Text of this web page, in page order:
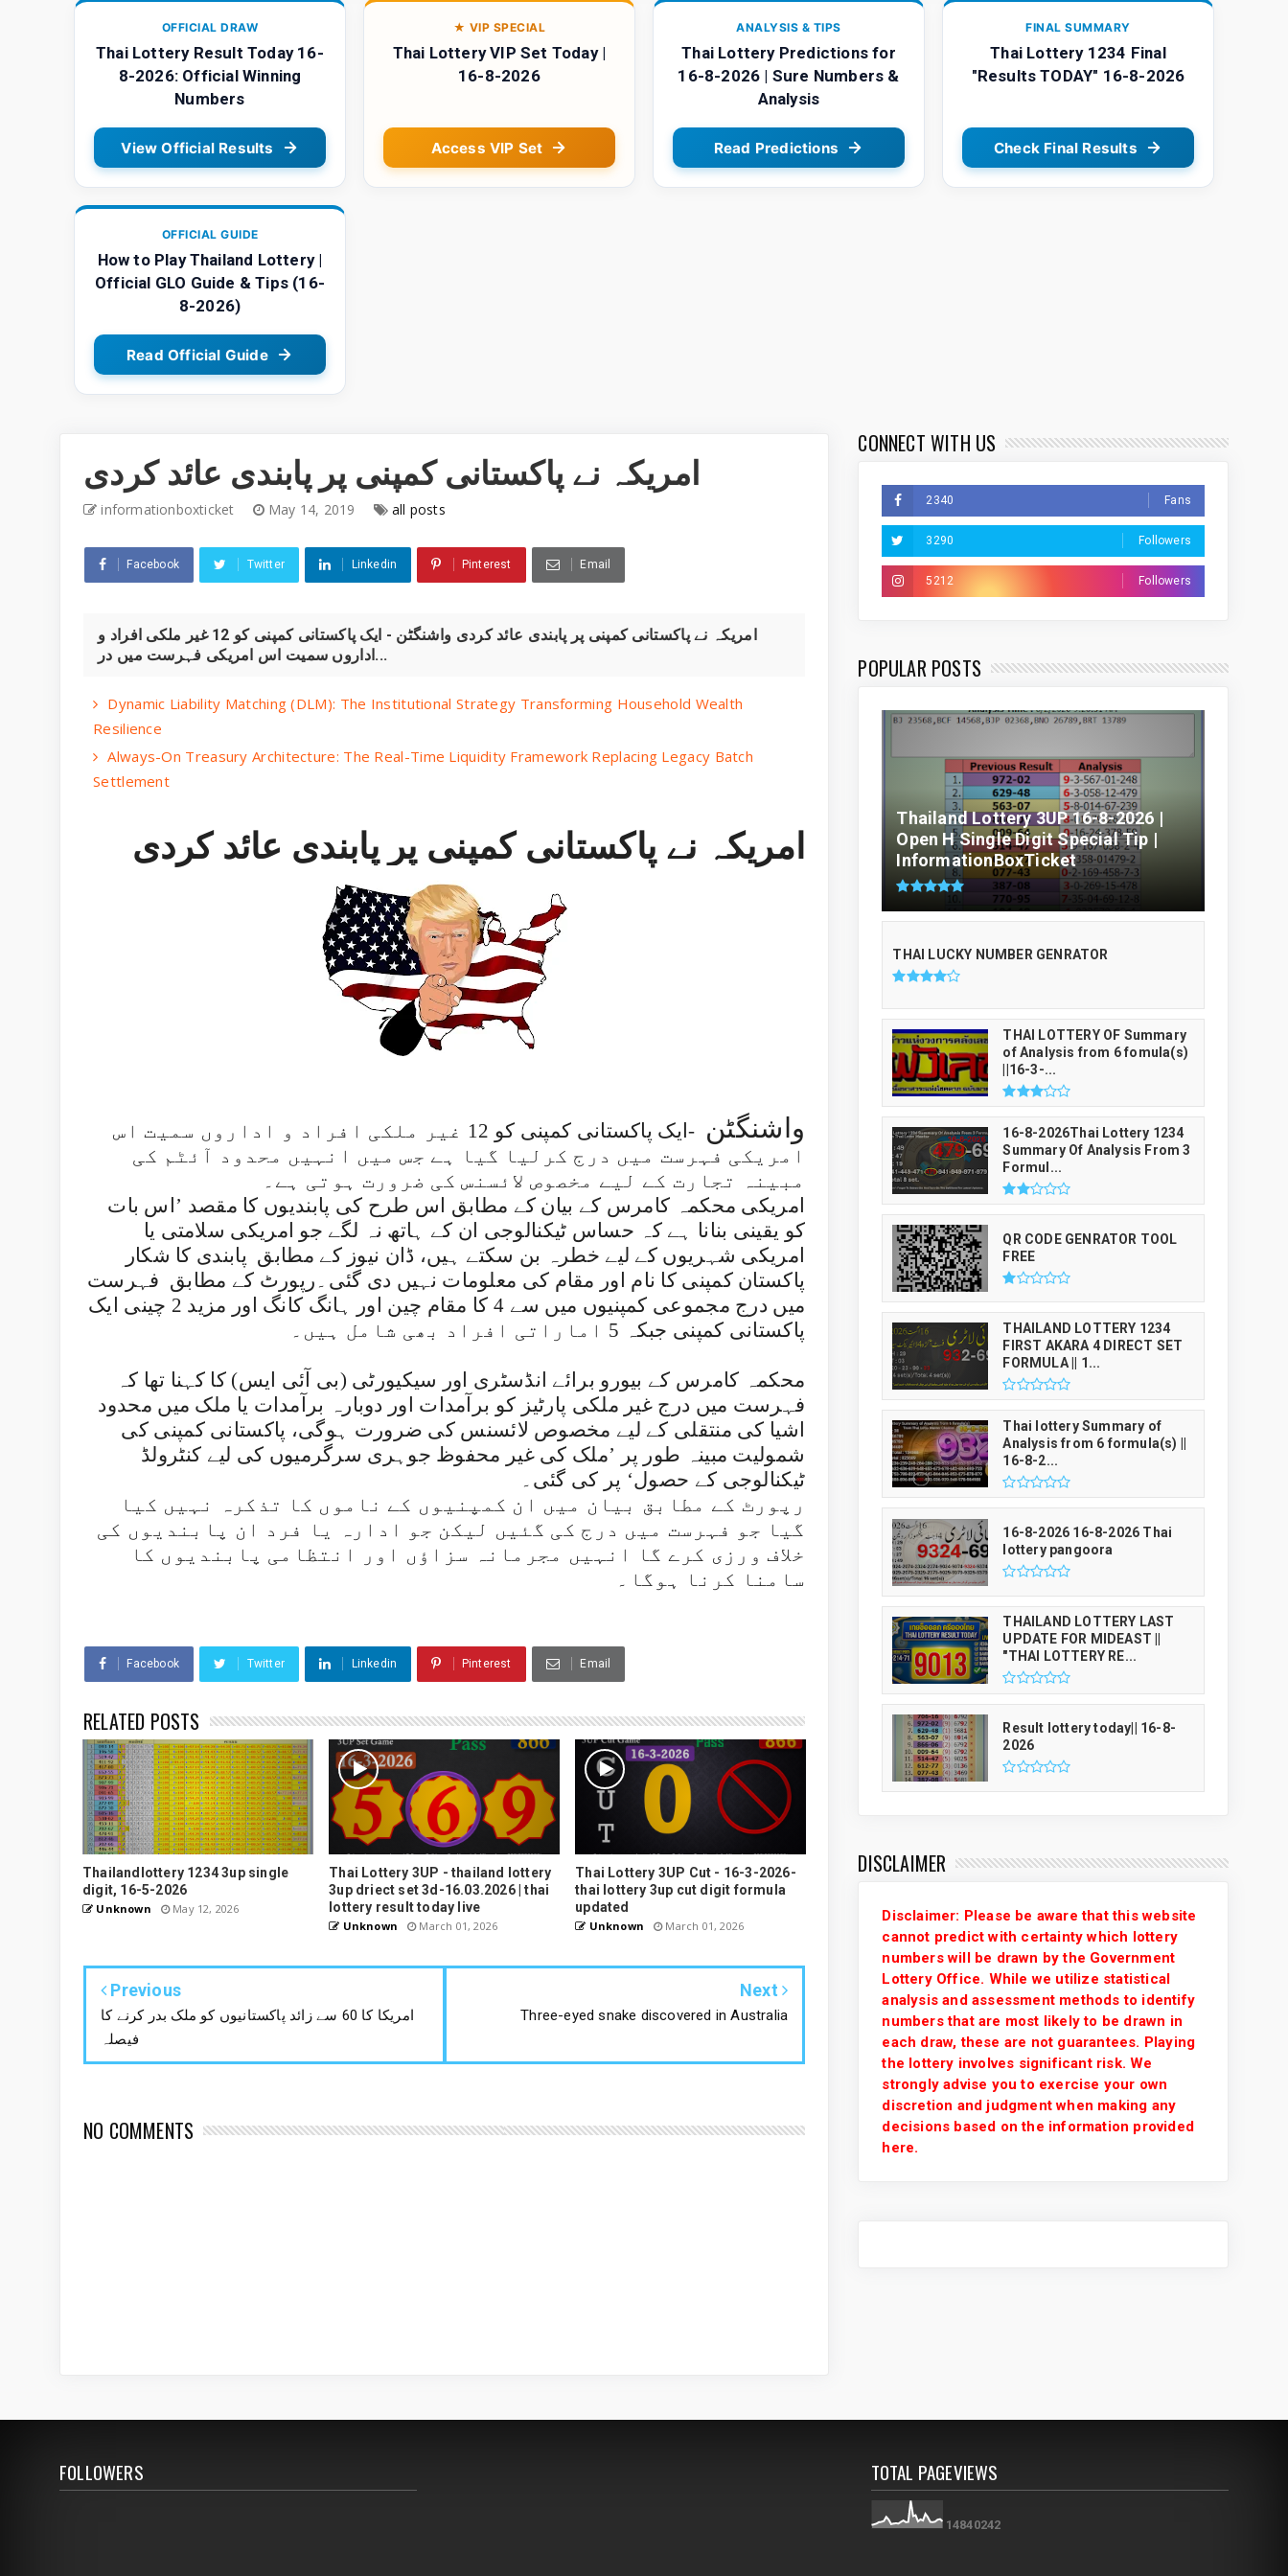
OFFICIAL DRAW
Thai Lottery Result Today 16-
8-2026: Official Winning
Numbers
View Official Results
★ VIP SPECIAL
Thai Lottery VIP Set Today |
16-8-2026
Access VIP Set
ANALYSIS & TIPS
Thai Lottery Predictions for
16-8-2026 | Sure Numbers &
Analysis
Read Predictions
FINAL SUMMARY
Thai Lottery 1234 Final
"Results TODAY" 16-8-2026
Check Final Results
OFFICIAL GUIDE
How to Play Thailand Lottery |
Official GLO Guide & Tips (16-
8-2026)
Read Official Guide
امریکہ نے پاکستانی کمپنی پر پابندی عائد کردی
informationboxticket May 14, 2019 all posts
Facebook Twitter Linkedin Pinterest Email
امریکہ نے پاکستانی کمپنی پر پابندی عائد کردی واشنگٹن - ایک پاکستانی کمپنی کو 12 غیر ملکی افراد و
اداروں سمیت اس امریکی فہرست میں در...
Dynamic Liability Matching (DLM): The Institutional Strategy Transforming Household Wealth
Resilience
Always-On Treasury Architecture: The Real-Time Liquidity Framework Replacing Legacy Batch
Settlement
امریکہ نے پاکستانی کمپنی پر پابندی عائد کردی
واشنگٹن -
ایک پاکستانی کمپنی کو 12 غیر ملکی افراد و اداروں سمیت اس
امریکی فہرست میں درج کرلیا گیا ہے جس میں انہیں محدود آئٹم کی
مبینہ تجارت کے لیے مخصوص لائسنس کی ضرورت ہوتی ہے۔
امریکی محکمہ کامرس کے بیان کے مطابق اس طرح کی پابندیوں کا مقصد ’اس بات
کو یقینی بنانا ہے کہ حساس ٹیکنالوجی ان کے ہاتھ نہ لگے جو امریکی سلامتی یا
امریکی شہریوں کے لیے خطرہ بن سکتے ہیں، ڈان نیوز کے مطابق پابندی کا شکار
پاکستان کمپنی کا نام اور مقام کی معلومات نہیں دی گئی۔رپورٹ کے مطابق فہرست
میں درج مجموعی کمپنیوں میں سے 4 کا مقام چین اور ہانگ کانگ اور مزید 2 چینی ایک
پاکستانی کمپنی جبکہ 5 اماراتی افراد بھی شامل ہیں۔
محکمہ کامرس کے بیورو برائے انڈسٹری اور سیکیورٹی (بی آئی ایس) کا کہنا تھا کہ
فہرست میں درج غیر ملکی پارٹیز کو برآمدات اور دوبارہ برآمدات یا ملک میں محدود
اشیا کی منتقلی کے لیے مخصوص لائسنس کی ضرورت ہوگی، پاکستانی کمپنی کی
شمولیت مبینہ طور پر ’ملک کی غیر محفوظ جوہری سرگرمیوں کی لیے کنٹرولڈ
ٹیکنالوجی کے حصول‘ پر کی گئی۔
رپورٹ کے مطابق بیان میں ان کمپنیوں کے ناموں کا تذکرہ نہیں کیا
گیا جو فہرست میں درج کی گئیں لیکن جو ادارہ یا فرد ان پابندیوں کی
خلاف ورزی کرے گا انہیں مجرمانہ سزاؤں اور انتظامی پابندیوں کا
سامنا کرنا ہوگا۔
Facebook Twitter Linkedin Pinterest Email
RELATED POSTS
Thailandlottery 1234 3up single
digit, 16-5-2026
Unknown May 12, 2026
Thai Lottery 3UP - thailand lottery
3up driect set 3d-16.03.2026 | thai
lottery result today live
Unknown March 01, 2026
Thai Lottery 3UP Cut - 16-3-2026-
thai lottery 3up cut digit formula
updated
Unknown March 01, 2026
Previous
امریکا کا 60 سے زائد پاکستانیوں کو ملک بدر کرنے کا
فیصلہ
Next
Three-eyed snake discovered in Australia
NO COMMENTS
CONNECT WITH US
2340 Fans
3290 Followers
5212 Followers
POPULAR POSTS
Thailand Lottery 3UP 16-8-2026 |
Open H Single Digit Special Tip |
InformationBoxTicket
THAI LUCKY NUMBER GENRATOR
THAI LOTTERY OF Summary
of Analysis from 6 fomula(s)
||16-3-...
16-8-2026Thai Lottery 1234
Summary Of Analysis From 3
Formul...
QR CODE GENRATOR TOOL
FREE
THAILAND LOTTERY 1234
FIRST AKARA 4 DIRECT SET
FORMULA || 1...
Thai lottery Summary of
Analysis from 6 formula(s) ||
16-8-2...
16-8-2026 16-8-2026 Thai
lottery pangoora
THAILAND LOTTERY LAST
UPDATE FOR MIDEAST ||
"THAI LOTTERY RE...
Result lottery today|| 16-8-
2026
DISCLAIMER
Disclaimer: Please be aware that this website
cannot predict with certainty which lottery
numbers will be drawn by the Government
Lottery Office. While we utilize statistical
analysis and assessment methods to identify
numbers that are most likely to be drawn in
each draw, these are not guarantees. Playing
the lottery involves significant risk. We
strongly advise you to exercise your own
discretion and judgment when making any
decisions based on the information provided
here.
FOLLOWERS TOTAL PAGEVIEWS
14840242